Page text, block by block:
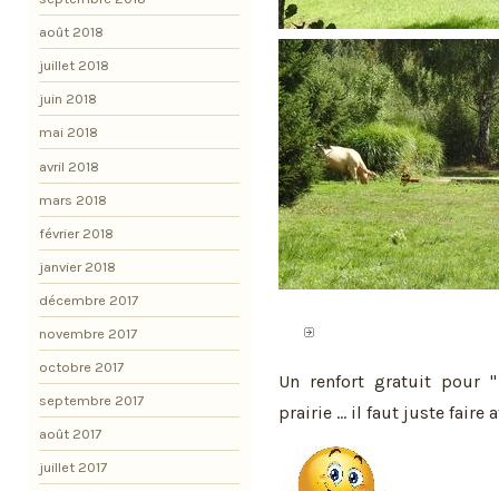
Un renfort gratuit pour
prairie ... il faut juste faire
août 2018
juillet 2018
juin 2018
mai 2018
avril 2018
mars 2018
février 2018
janvier 2018
décembre 2017
novembre 2017
octobre 2017
septembre 2017
août 2017
juillet 2017